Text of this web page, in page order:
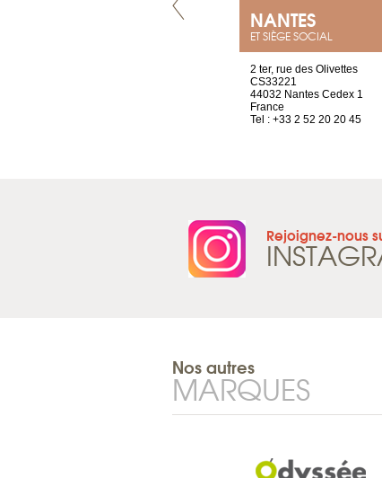
NANTES
ET SIÈGE SOCIAL
2 ter, rue des Olivettes
CS33221
44032 Nantes Cedex 1
France
Tel : +33 2 52 20 20 45
Rejoignez-nous
Nos autres
MARQUES